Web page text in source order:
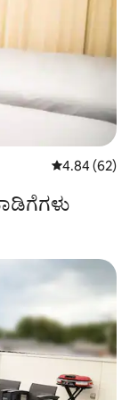
5 ರಲ್ಲಿ 4.84
4.84 (62)